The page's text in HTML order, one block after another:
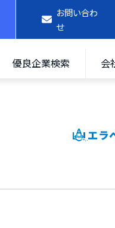
お問い合わ
せ
優良企業検索 会
エラ